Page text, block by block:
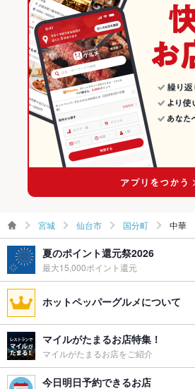
宮城 仙台市 国分町 中華
夏のポイント還元祭2026
最大15,000ポイント還元
ホットペッパーグルメについて
マイルがたまるお店特集！
マイルがたまるお店をご紹介
今日明日予約できるお店